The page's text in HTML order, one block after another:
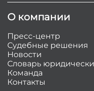
О компании
Пресс-центр
Судебные решения
Новости
Словарь
Команда
Контакты